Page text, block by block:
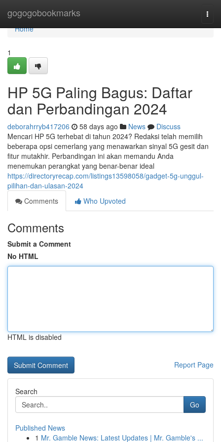
gogogobookmarks
Home
Home
1
HP 5G Paling Bagus: Daftar
dan Perbandingan 2024
deborahrryb417206 58 days ago News
Discuss
Mencari HP 5G terhebat di tahun 2024? Redaksi telah memilih
beberapa opsi cemerlang yang menawarkan sinyal 5G gesit dan
fitur mutakhir. Perbandingan ini akan memandu Anda
menemukan perangkat yang benar-benar ideal
https://directoryrecap.com/listings13598058/gadget-5g-unggul-
pilihan-dan-ulasan-2024
Comments
Who Upvoted
Comments
Submit a Comment
No HTML
HTML is disabled
Report Page
Search
Go
Published News
1 Mr. Gamble News: Latest Updates | Mr. Gamble's ...